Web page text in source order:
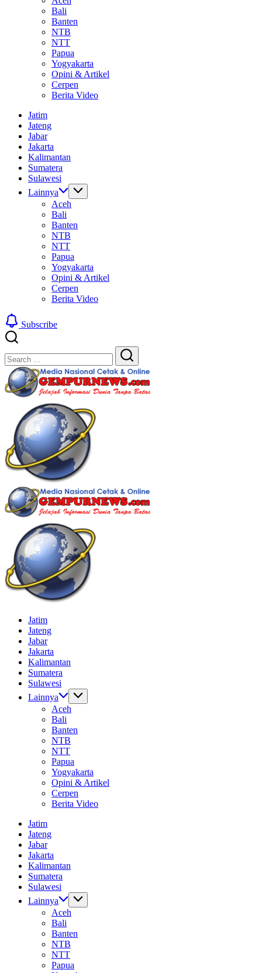
Bali
Banten
NTB
NTT
Papua
Yogyakarta
Opini & Artikel
Cerpen
Berita Video
Jatim
Jateng
Jabar
Jakarta
Kalimantan
Sumatera
Sulawesi
Lainnya
Aceh
Bali
Banten
NTB
NTT
Papua
Yogyakarta
Opini & Artikel
Cerpen
Berita Video
Subscribe
Search
Search
Gempur
News
Jelajah
Informasi
Dunia
News
Informasi
Dunia
Tanpa
Batas
Jatim
Jateng
Jabar
Jakarta
Kalimantan
Sumatera
Sulawesi
Lainnya
Aceh
Bali
Banten
NTB
NTT
Papua
Yogyakarta
Opini & Artikel
Cerpen
Berita Video
Jatim
Jateng
Jabar
Jakarta
Kalimantan
Sumatera
Sulawesi
Lainnya
Aceh
Bali
Banten
NTB
NTT
Papua